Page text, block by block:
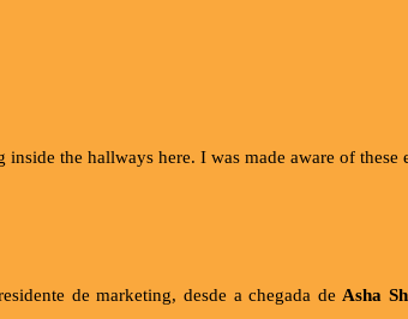
the hallways here. I was made aware of
de marketing, desde a chegada deAsha